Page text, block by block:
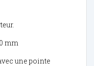
mm
une pointe